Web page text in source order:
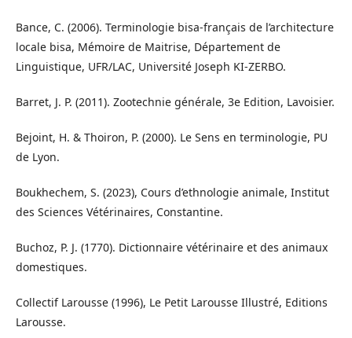
Bance, C. (2006). Terminologie bisa-français de l’architecture
locale bisa, Mémoire de Maitrise, Département de
Linguistique, UFR/LAC, Université Joseph KI-ZERBO.
Barret, J. P. (2011). Zootechnie générale, 3e Edition, Lavoisier.
Bejoint, H. & Thoiron, P. (2000). Le Sens en terminologie, PU
de Lyon.
Boukhechem, S. (2023), Cours d’ethnologie animale, Institut
des Sciences Vétérinaires, Constantine.
Buchoz, P. J. (1770). Dictionnaire vétérinaire et des animaux
domestiques.
Collectif Larousse (1996), Le Petit Larousse Illustré, Editions
Larousse.